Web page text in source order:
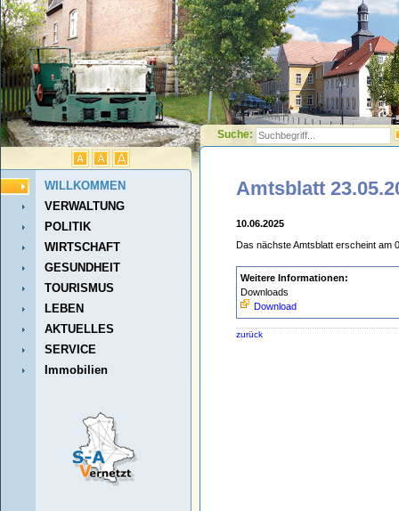
Suche:
WILLKOMMEN
VERWALTUNG
POLITIK
WIRTSCHAFT
GESUNDHEIT
TOURISMUS
LEBEN
AKTUELLES
SERVICE
Immobilien
Amtsblatt
10.06.2025
Das nächste Amtsblatt erscheint am
Weitere Informationen:
Downloads
Download
zurück